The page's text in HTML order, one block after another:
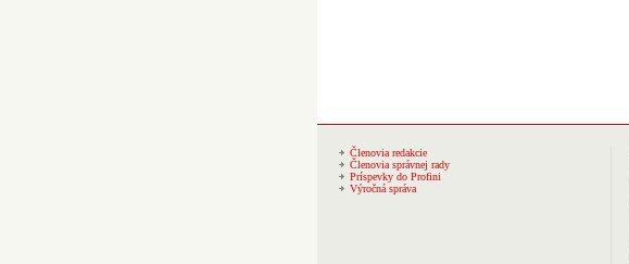
Členovia redakcie
Členovia správnej rady
Príspevky do Profini
Výročná správa